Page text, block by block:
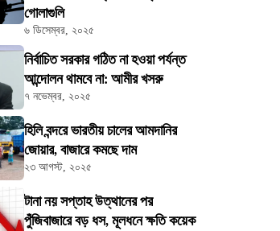
গোলাগুলি
৬ ডিসেম্বর, ২০২৫
নির্বাচিত সরকার গঠিত না হওয়া পর্যন্ত
আন্দোলন থামবে না: আমীর খসরু
৭ নভেম্বর, ২০২৫
হিলি বন্দরে ভারতীয় চালের আমদানির
জোয়ার, বাজারে কমছে দাম
২৩ আগস্ট, ২০২৫
টানা নয় সপ্তাহ উত্থানের পর
পুঁজিবাজারে বড় ধস, মূলধনে ক্ষতি কয়েক